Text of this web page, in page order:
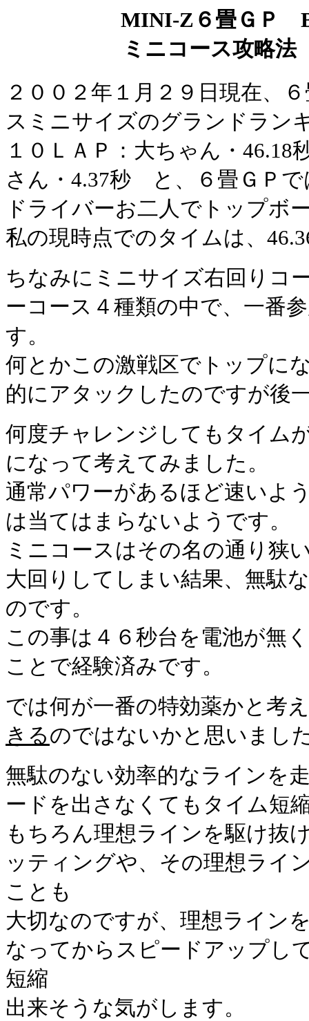
MINI-Z６畳ＧＰ
ミニコース攻略
２００２年１月２９日現在、
スミニサイズのグランドラン
１０ＬＡＰ：大ちゃん・46.18
さん・4.37秒 と、６畳ＧＰで
ドライバーお二人でトップボ
私の現時点でのタイムは、
ちなみにミニサイズ右回りコ
ーコース４種類の中で、一番
す。
何とかこの激戦区でトップに
的にアタックしたのですが後
何度チャレンジしてもタイム
になって考えてみました。
通常パワーがあるほど速いよ
は当てはまらないようです。
ミニコースはその名の通り狭
大回りしてしまい結果、無駄
のです。
この事は４６秒台を電池が無
ことで経験済みです。
では何が一番の特効薬かと考
きるのではないかと思いまし
無駄のない効率的なラインを
ードを出さなくてもタイム短
もちろん理想ラインを駆け抜
ッティングや、その理想ライ
ことも
大切なのですが、理想ライン
なってからスピードアップし
短縮
出来そうな気がします。